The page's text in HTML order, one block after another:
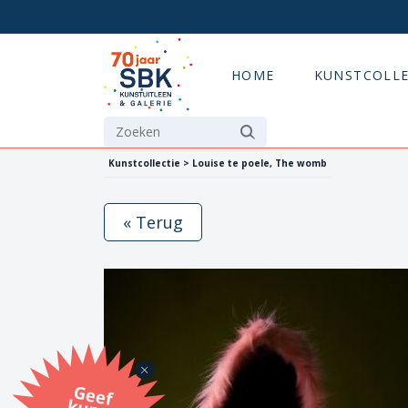
HOME
Kunstcollectie > Louise te poele, The womb
G
eef
u
n
st
a
d
o
m
et
e SB
K
u
n
stb
o
n
« Terug